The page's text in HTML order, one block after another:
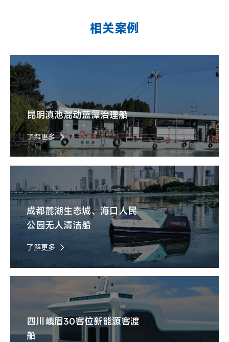
相关案例
昆明滇池混动蓝藻治理船
了解更多
成都麓湖生态城、海口人民
公园无人清洁船
了解更多
四川峨眉30客位新能源客渡
船